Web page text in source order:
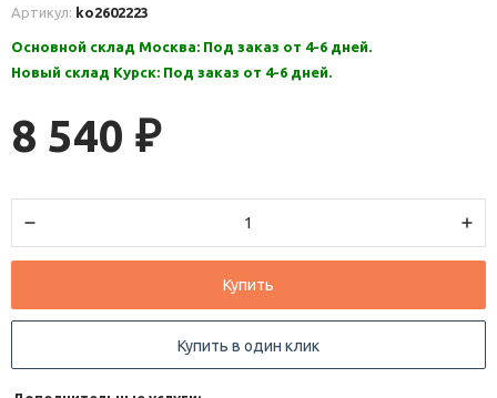
Артикул: ko2602223
Основной склад Москва: Под заказ от 4-6 дней.
Новый склад Курск: Под заказ от 4-6 дней.
8 540 ₽
Купить
Купить в один клик